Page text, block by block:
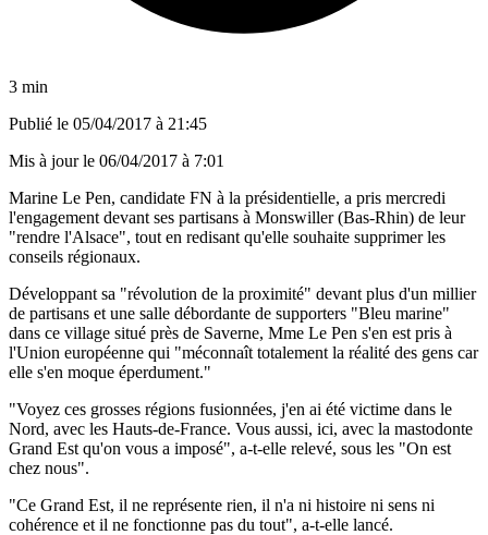
3 min
Publié le 05/04/2017 à 21:45
Mis à jour le 06/04/2017 à 7:01
Marine Le Pen, candidate FN à la présidentielle, a pris mercredi
l'engagement devant ses partisans à Monswiller (Bas-Rhin) de leur
"rendre l'Alsace", tout en redisant qu'elle souhaite supprimer les
conseils régionaux.
Développant sa "révolution de la proximité" devant plus d'un millier
de partisans et une salle débordante de supporters "Bleu marine"
dans ce village situé près de Saverne, Mme Le Pen s'en est pris à
l'Union européenne qui "méconnaît totalement la réalité des gens car
elle s'en moque éperdument."
"Voyez ces grosses régions fusionnées, j'en ai été victime dans le
Nord, avec les Hauts-de-France. Vous aussi, ici, avec la mastodonte
Grand Est qu'on vous a imposé", a-t-elle relevé, sous les "On est
chez nous".
"Ce Grand Est, il ne représente rien, il n'a ni histoire ni sens ni
cohérence et il ne fonctionne pas du tout", a-t-elle lancé.